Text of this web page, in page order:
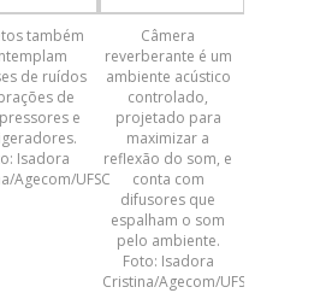
também
de ruídos
de
e
Isadora
Agecom/UFSC
Câmera
reverberante é um
ambiente acústico
controlado,
projetado para
maximizar a
reflexão do som, e
conta com
difusores que
espalham o som
pelo ambiente.
Foto: Isadora
Cristina/Agecom/UFSC